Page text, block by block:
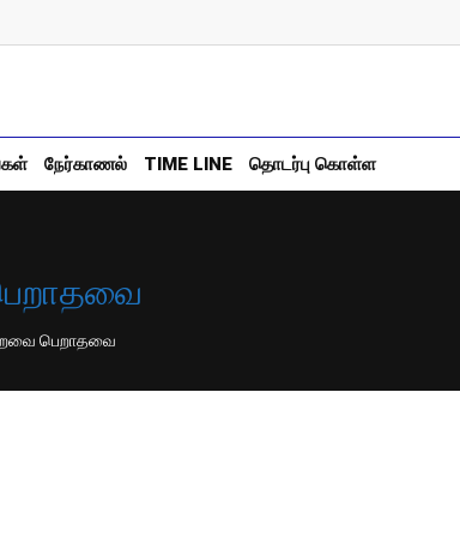
நேர்காணல் TIME LINE தொடர்பு கொள்ள
பெறாதவை